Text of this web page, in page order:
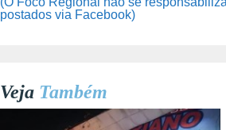
postados via Facebook)
Veja Também